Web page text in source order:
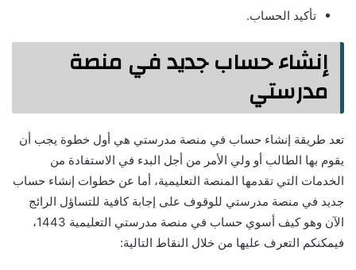
تأكيد الحساب.
إنشاء حساب جديد في منصة
مدرستي
تعد طريقة إنشاء حساب في منصة مدرستي هي أول خطوة يجب أن
يقوم بها الطالب أو ولي الأمر من أجل البدء في الاستفادة من
الخدمات التي تقدمها المنصة التعليمية، أما عن خطوات إنشاء حساب
جديد في منصة مدرستي للوقوف على إجابة كافية للتساؤل الرائج
الآن وهو كيف أسوي حساب في منصة مدرستي التعليمية 1443،
فيمكنكم التعرف عليها من خلال النقاط التالية: